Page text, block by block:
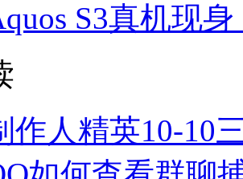
S3真机现
作人精英10-10